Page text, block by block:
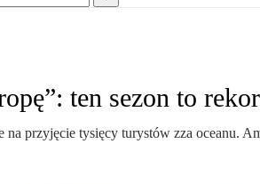
ten sezon to
na przyjęcie tysięcy turystów zza oceanu.